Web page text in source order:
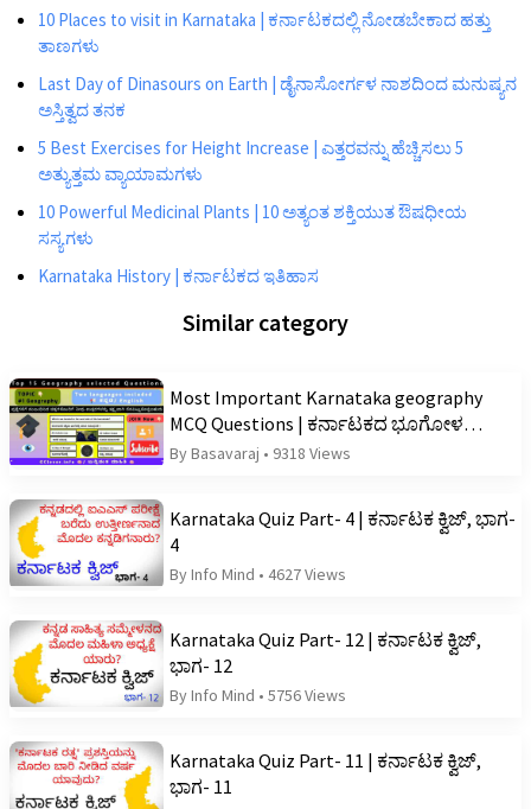
10 Places to visit in Karnataka | ಕರ್ನಾಟಕದಲ್ಲಿ ನೋಡಬೇಕಾದ ಹತ್ತು
ತಾಣಗಳು
Last Day of Dinasours on Earth | ಡೈನಾಸೋರ್ಗಳ ನಾಶದಿಂದ ಮನುಷ್ಯನ
ಅಸ್ತಿತ್ವದ ತನಕ
5 Best Exercises for Height Increase | ಎತ್ತರವನ್ನು ಹೆಚ್ಚಿಸಲು 5
ಅತ್ಯುತ್ತಮ ವ್ಯಾಯಾಮಗಳು
10 Powerful Medicinal Plants | 10 ಅತ್ಯಂತ ಶಕ್ತಿಯುತ ಔಷಧೀಯ
ಸಸ್ಯಗಳು
Karnataka History | ಕರ್ನಾಟಕದ ಇತಿಹಾಸ
Similar category
Most Important Karnataka geography
MCQ Questions | ಕರ್ನಾಟಕದ ಭೂಗೋಳ
ಮೇಲಿನ ಪ್ರಮುಖ ಪ್ರಶ್ನೆಗಳು
By Basavaraj • 9318 Views
Karnataka Quiz Part- 4 | ಕರ್ನಾಟಕ ಕ್ವಿಜ್, ಭಾಗ-
4
By Info Mind • 4627 Views
Karnataka Quiz Part- 12 | ಕರ್ನಾಟಕ ಕ್ವಿಜ್,
ಭಾಗ- 12
By Info Mind • 5756 Views
Karnataka Quiz Part- 11 | ಕರ್ನಾಟಕ ಕ್ವಿಜ್,
ಭಾಗ- 11